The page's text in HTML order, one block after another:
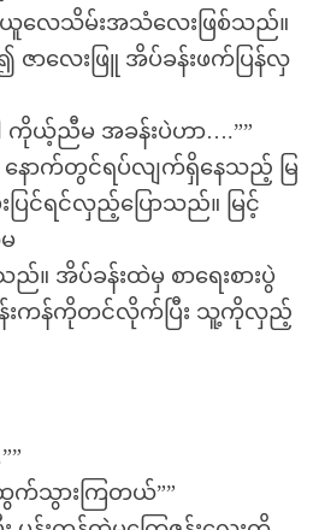
လေသိမ်းအသံလေးဖြစ်သည်။
ာလေးဖြူ အိပ်ခန်းဖက်ပြန်လှ
ကိုယ့်ညီမ အခန်းပဲဟာ….””
နောက်တွင်ရပ်လျက်ရှိနေသည့် မြ
ြင်ရင်လှည့်ပြောသည်။ မြင့်
။ အိပ်ခန်းထဲမှ စာရေးစားပွဲ
ပန်းကန်ကိုတင်လိုက်ပြီး သူ့ကိုလှည့်
ထွက်သွားကြတယ်””